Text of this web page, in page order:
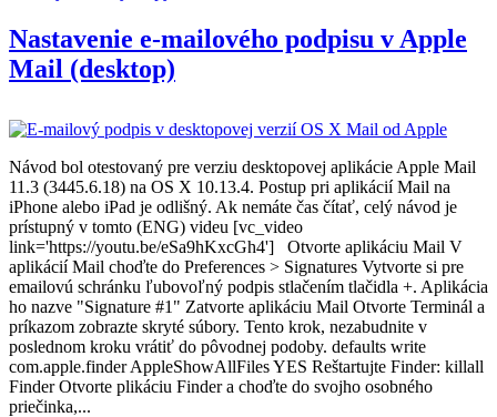
Nastavenie e-mailového podpisu v Apple
Mail (desktop)
Návod bol otestovaný pre verziu desktopovej aplikácie Apple Mail
11.3 (3445.6.18) na OS X 10.13.4. Postup pri aplikácií Mail na
iPhone alebo iPad je odlišný. Ak nemáte čas čítať, celý návod je
prístupný v tomto (ENG) videu [vc_video
link='https://youtu.be/eSa9hKxcGh4'] Otvorte aplikáciu Mail V
aplikácií Mail choďte do Preferences > Signatures Vytvorte si pre
emailovú schránku ľubovoľný podpis stlačením tlačidla +. Aplikácia
ho nazve "Signature #1" Zatvorte aplikáciu Mail Otvorte Terminál a
príkazom zobrazte skryté súbory. Tento krok, nezabudnite v
poslednom kroku vrátiť do pôvodnej podoby. defaults write
com.apple.finder AppleShowAllFiles YES Reštartujte Finder: killall
Finder Otvorte plikáciu Finder a choďte do svojho osobného
priečinka,...